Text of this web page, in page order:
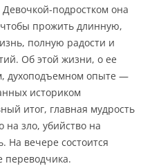
подростком она
чтобы прожить длинную,
полную радости и
Об этой жизни, о ее
духоподъемном опыте —
историком
итог, главная мудрость
зло, убийство на
На вечере состоится
переводчика.